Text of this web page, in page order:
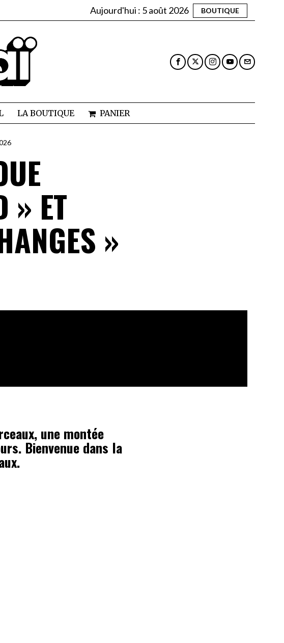
Aujourd'hui : 5 août 2026 BOUTIQUE
LA BOUTIQUE PANIER
» ET
»
une montée
Bienvenue dans la